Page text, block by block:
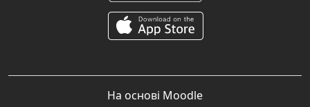
На основі Moodle